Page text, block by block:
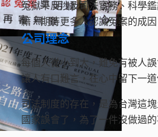
冤獄平反涉及司法實務、科學
籍，期待更多人認識冤案的成
公司理念
每個人從小到大，難免有被人
讓人有口難言，在心中留下一
司法制度的存在，是為台灣這
國家誤會了，為了一件沒做過